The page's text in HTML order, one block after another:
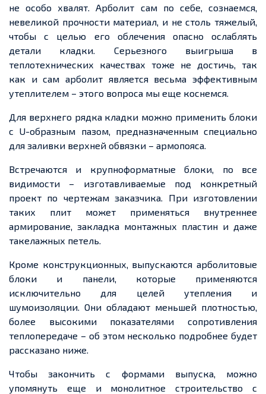
не особо хвалят. Арболит сам по себе, сознаемся,
невеликой прочности материал, и не столь тяжелый,
чтобы с целью его облечения опасно ослаблять
детали кладки. Серьезного выигрыша в
теплотехнических качествах тоже не достичь, так
как и сам арболит является весьма эффективным
утеплителем – этого вопроса мы еще коснемся.
Для верхнего рядка кладки можно применить блоки
с U-образным пазом, предназначенным специально
для заливки верхней обвязки – армопояса.
Встречаются и крупноформатные блоки, по все
видимости – изготавливаемые под конкретный
проект по чертежам заказчика. При изготовлении
таких плит может применяться внутреннее
армирование, закладка монтажных пластин и даже
такелажных петель.
Кроме конструкционных, выпускаются арболитовые
блоки и панели, которые применяются
исключительно для целей утепления и
шумоизоляции. Они обладают меньшей плотностью,
более высокими показателями сопротивления
теплопередаче – об этом несколько подробнее будет
рассказано ниже.
Чтобы закончить с формами выпуска, можно
упомянуть еще и монолитное строительство с